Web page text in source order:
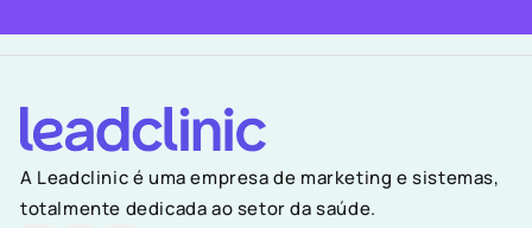
A Leadclinic é uma empresa de marketing e sistemas,
totalmente dedicada ao setor da saúde.